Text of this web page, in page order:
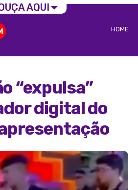
HOME
“expulsa”
digital do
AQUI